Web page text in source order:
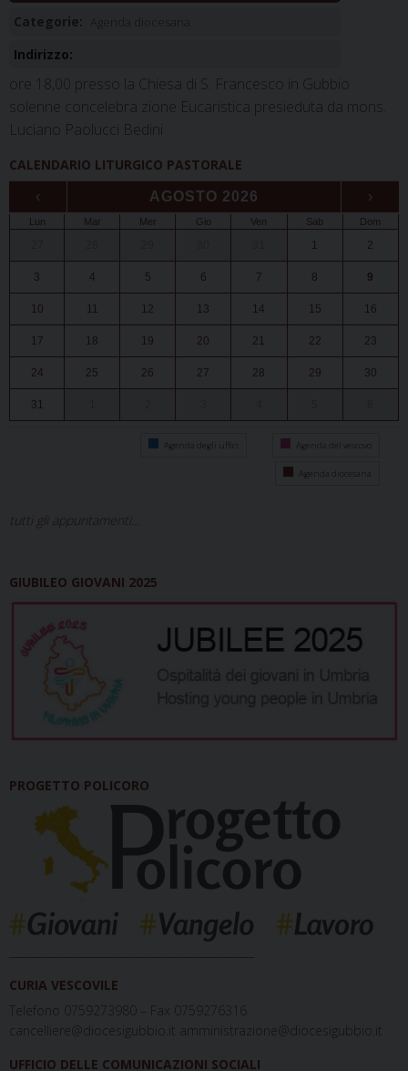
Categorie:
Indirizzo:
ore 18,00 presso la Chiesa di S. Francesco in Gubbio
solenne concelebra zione Eucaristica presieduta da mons.
Luciano Paolucci Bedini
CALENDARIO LITURGICO PASTORALE
‹ AGOSTO 2026 ›
Lun Mar Mer Gio Ven Sab Dom
1 2
3 4 5 6 7 8 9
10 11 12 13 14 15 16
17 18 19 20 21 22 23
24 25 26 27 28 29 30
31
Agenda degli uffici Agenda del vescovo
Agenda diocesana
tutti gli appuntamenti...
GIUBILEO GIOVANI 2025
PROGETTO POLICORO
CURIA VESCOVILE
Telefono 0759273980 – Fax 0759276316
cancelliere@diocesigubbio.it amministrazione@diocesigubbio.it
UFFICIO DELLE COMUNICAZIONI SOCIALI